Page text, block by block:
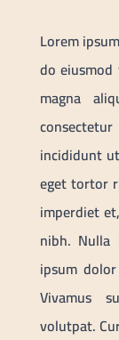
Lorem
do
magna
incididunt
eget tortor
imperdiet
nibh. Nulla
ipsum
Vivamus
volutpat.